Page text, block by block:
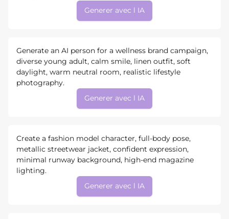
Generer avec l IA
Generate an AI person for a wellness brand campaign,
diverse young adult, calm smile, linen outfit, soft
daylight, warm neutral room, realistic lifestyle
photography.
Generer avec l IA
Create a fashion model character, full-body pose,
metallic streetwear jacket, confident expression,
minimal runway background, high-end magazine
lighting.
Generer avec l IA